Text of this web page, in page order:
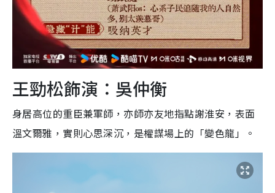
王勁松飾演：吳仲衡
身居高位的重臣兼軍師，亦師亦友地指點謝淮安，表面
溫文爾雅，實則心思深沉，是權謀場上的「變色龍」。